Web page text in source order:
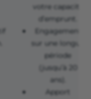
votre capacité
d’emprunt.
Engagement
sur une longue
période
(jusqu’à 20
ans).
Apport